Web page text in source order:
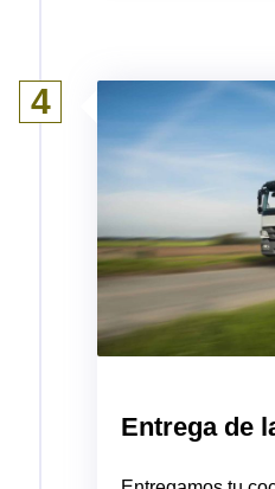
Entrega de
4